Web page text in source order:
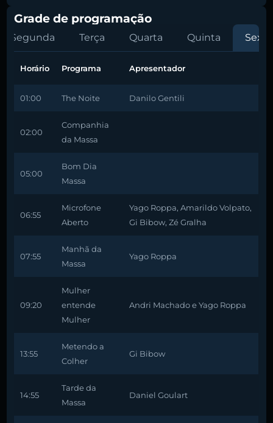
Grade de programação
Segunda Terça Quarta Quinta Sexta
Horário Programa Apresentador
01:00 The Noite Danilo Gentili
02:00
Companhia
da Massa
05:00
Bom Dia
Massa
06:55
Microfone
Aberto
Yago Roppa, Amarildo Volpato,
Gi Bibow, Zé Gralha
07:55
Manhã da
Massa
Yago Roppa
09:20
Mulher
entende
Mulher
Andri Machado e Yago Roppa
13:55
Metendo a
Colher
Gi Bibow
14:55
Tarde da
Massa
Daniel Goulart